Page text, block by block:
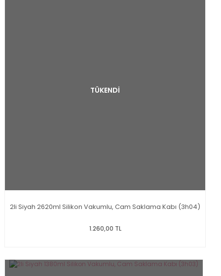
TÜKENDİ
2li Siyah 2620ml Silikon Vakumlu, Cam Saklama Kabı (3h04)
1.260,00 TL